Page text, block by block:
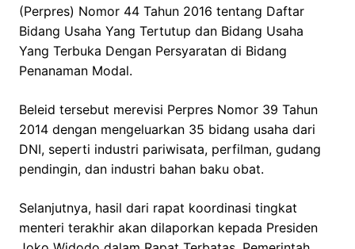
(Perpres) Nomor 44 Tahun 2016 tentang Daftar
Bidang Usaha Yang Tertutup dan Bidang Usaha
Yang Terbuka Dengan Persyaratan di Bidang
Penanaman Modal.
Beleid tersebut merevisi Perpres Nomor 39 Tahun
2014 dengan mengeluarkan 35 bidang usaha dari
DNI, seperti industri pariwisata, perfilman, gudang
pendingin, dan industri bahan baku obat.
Selanjutnya, hasil dari rapat koordinasi tingkat
menteri terakhir akan dilaporkan kepada Presiden